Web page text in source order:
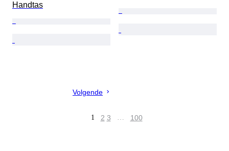
Handtas
Volgende
1 2 3 … 100